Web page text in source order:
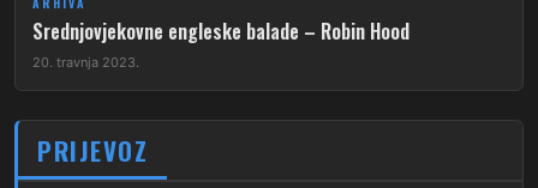
Srednjovjekovne engleske balade – Robin Hood
20. travnja 2023.
PRIJEVOZ